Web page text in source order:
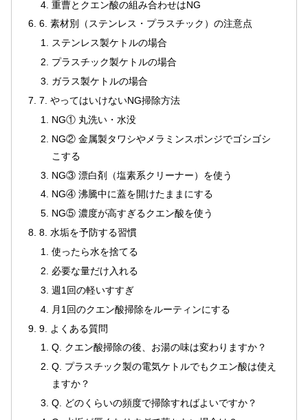
重曹とクエン酸の組み合わせはNG
6. 素材別（ステンレス・プラスチック）の注意点
ステンレス製ケトルの場合
プラスチック製ケトルの場合
ガラス製ケトルの場合
7. やってはいけないNG掃除方法
NG① 丸洗い・水没
NG② 金属製タワシやメラミンスポンジでゴシゴシ
こする
NG③ 漂白剤（塩素系クリーナー）を使う
NG④ 沸騰中に蓋を開けたままにする
NG⑤ 濃度が高すぎるクエン酸を使う
8. 水垢を予防する習慣
使ったら水を捨てる
必要な量だけ入れる
週1回の軽いすすぎ
月1回のクエン酸掃除をルーティンにする
9. よくある質問
Q. クエン酸掃除の後、お湯の味は変わりますか？
Q. プラスチック製の電気ケトルでもクエン酸は使え
ますか？
Q. どのくらいの頻度で掃除すればよいですか？